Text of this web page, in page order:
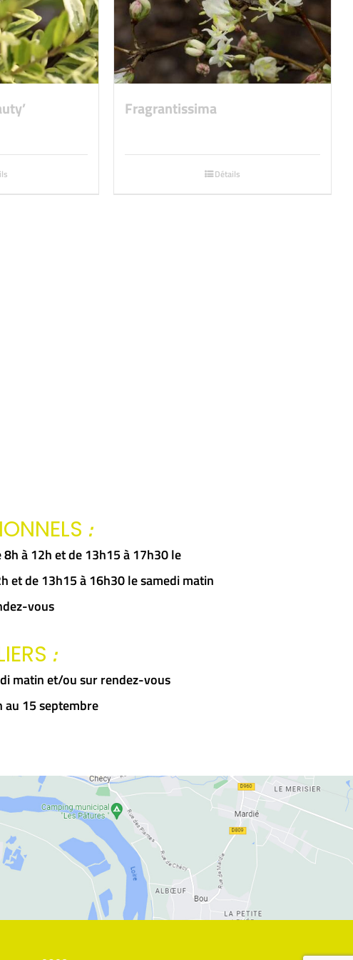
Fragrantissima
Détails
:
à 12h et de 13h15 à 17h30 le
et de 13h15 à 16h30 le samedi matin
vous
:
matin et/ou sur rendez-vous
au 15 septembre